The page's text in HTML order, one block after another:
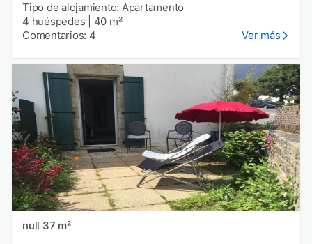
Tipo de alojamiento: Apartamento
4 huéspedes
40 m²
Comentarios: 4
Ver más
null 37 m²